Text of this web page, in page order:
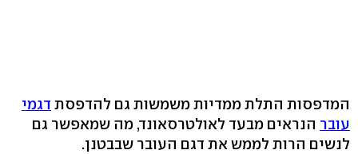
המדפסות התלת ממדיות משמשות גם להדפסת דגמי
עובר הנראים מבעד לאולטרסאונד, מה שמאפשר גם
לנשים הרות לממש את דגם העובר שבבטנן.